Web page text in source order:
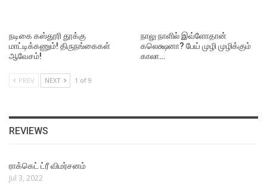
நடிகை கஸ்தூரி தூக்கு
மாட்டிக்கணும்! திருநங்கைகள்
ஆவேசம்!
நாலு நாளில் இவ்ளோதான்
கலெக்ஷனா? பேய் முழி முழிக்கும்
காலா…
PREV NEXT 1 of 9
REVIEWS
ராக்கெட் ட்ரீ விமர்சனம்
Jul 3, 2022